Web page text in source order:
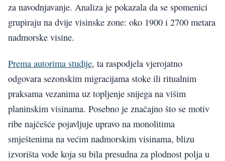
za navodnjavanje. Analiza je pokazala da se spomenici
grupiraju na dvije visinske zone: oko 1900 i 2700 metara
nadmorske visine.
Prema autorima studije, ta raspodjela vjerojatno
odgovara sezonskim migracijama stoke ili ritualnim
praksama vezanima uz topljenje snijega na višim
planinskim visinama. Posebno je značajno što se motiv
ribe najčešće pojavljuje upravo na monolitima
smještenima na većim nadmorskim visinama, blizu
izvorišta vode koja su bila presudna za plodnost polja u